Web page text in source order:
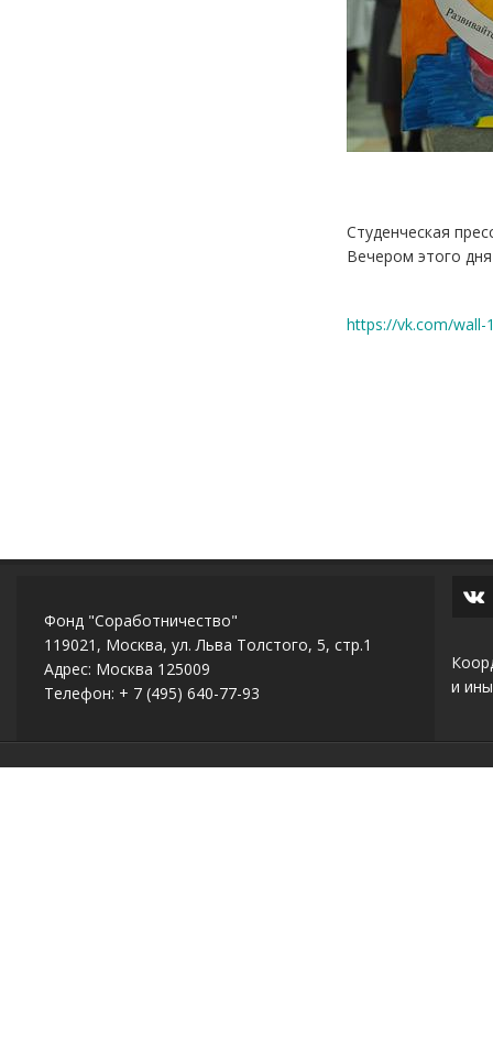
Студенческая
Вечером этого
https://vk.com/wall-
Фонд "Соработничество"
119021, Москва, ул. Льва Толстого, 5, стр.1
Адрес: Москва 125009
Телефон: + 7 (495) 640-77-93
и